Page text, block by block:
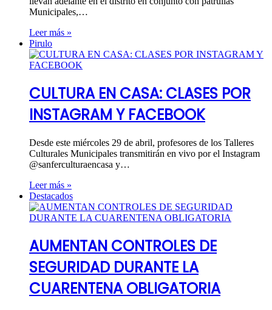
Municipales,…
Leer más »
Pirulo
CULTURA EN CASA: CLASES POR
INSTAGRAM Y FACEBOOK
Desde este miércoles 29 de abril, profesores de los Talleres
Culturales Municipales transmitirán en vivo por el Instagram
@sanferculturaencasa y…
Leer más »
Destacados
AUMENTAN CONTROLES DE
SEGURIDAD DURANTE LA
CUARENTENA OBLIGATORIA